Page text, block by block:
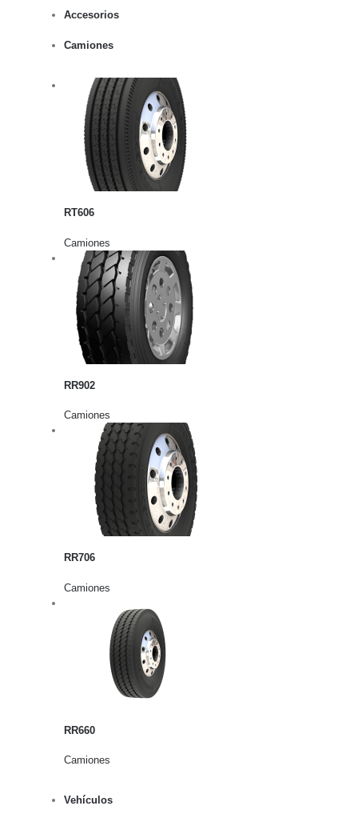
Accesorios
Camiones
RT606
Camiones
RR902
Camiones
RR706
Camiones
RR660
Camiones
Vehículos